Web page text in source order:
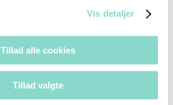
Vis detaljer
Tillad alle cookies
Tillad valgte